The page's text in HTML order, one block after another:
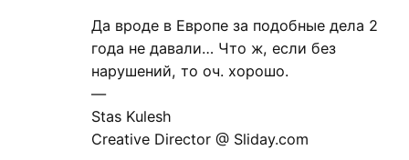
Да вроде в Европе за подобные дела 2
года не давали… Что ж, если без
нарушений, то оч. хорошо.
—
Stas Kulesh
Creative Director @ Sliday.com